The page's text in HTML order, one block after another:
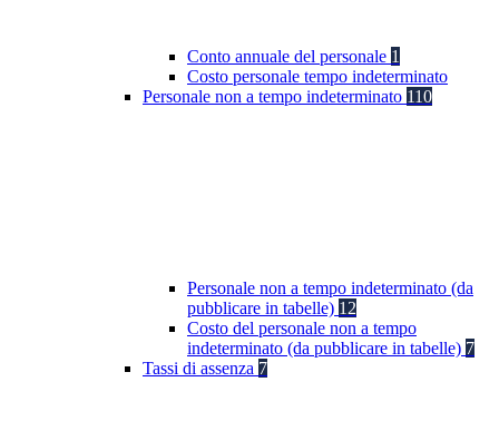
Conto annuale del personale 1
Costo personale tempo indeterminato
Personale non a tempo indeterminato 110
Personale non a tempo indeterminato (da
pubblicare in tabelle) 12
Costo del personale non a tempo
indeterminato (da pubblicare in tabelle) 7
Tassi di assenza 7